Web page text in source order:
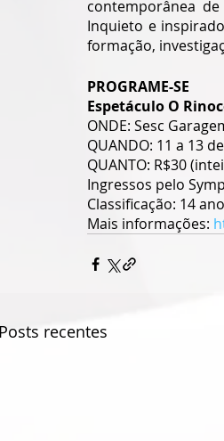
contemporânea
Inquieto e
formação,
PROGRAME-SE
Espetáculo O
ONDE: Sesc
QUANDO: 11 a 13
QUANTO: R$30
Ingressos pelo
Classificação: 14
Mais informações:
recentes